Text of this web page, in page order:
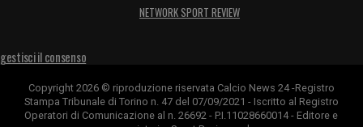
NETWORK SPORT REVIEW
gestisci il consenso
Copyright 2026 © riproduzione riservata Calcio News 24 -Registro
Stampa Tribunale di Torino n. 47 del 07/09/2021 - Iscritto al Registro
Operatori di Comunicazione al n. 26692 - P.I.11028660014 - Editore e